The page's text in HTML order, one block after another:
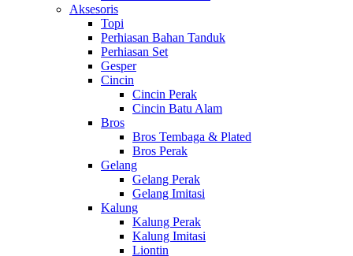
Aksesoris
Topi
Perhiasan Bahan Tanduk
Perhiasan Set
Gesper
Cincin
Cincin Perak
Cincin Batu Alam
Bros
Bros Tembaga & Plated
Bros Perak
Gelang
Gelang Perak
Gelang Imitasi
Kalung
Kalung Perak
Kalung Imitasi
Liontin